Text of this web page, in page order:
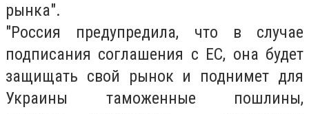
рынка".
"Россия предупредила, что в случае
подписания соглашения с ЕС, она будет
защищать свой рынок и поднимет для
Украины таможенные пошлины,